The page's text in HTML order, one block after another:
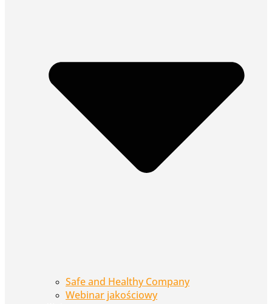
Safe and Healthy Company
Webinar jakościowy